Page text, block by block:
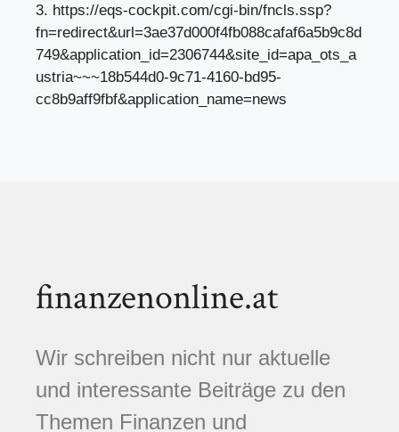
3. https://eqs-cockpit.com/cgi-bin/fncls.ssp?
fn=redirect&url=3ae37d000f4fb088cafaf6a5b9c8d
749&application_id=2306744&site_id=apa_ots_a
ustria~~~18b544d0-9c71-4160-bd95-
cc8b9aff9fbf&application_name=news
finanzenonline.at
Wir schreiben nicht nur aktuelle
und interessante Beiträge zu den
Themen Finanzen und